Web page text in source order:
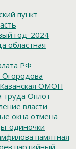
пункт
год_2024
областная
РФ
Огородова
ОМОН
труда Оплот
власти
окна отмена
одиночки
памятная